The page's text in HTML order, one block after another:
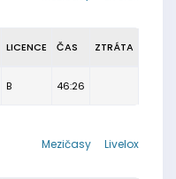
LICENCE ČAS ZTRÁTA
B 46:26
Livelox
Mezičasy